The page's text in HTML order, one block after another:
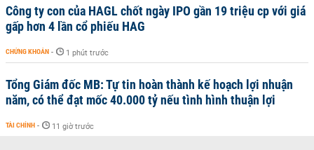
Công ty con của HAGL chốt ngày IPO gần 19 triệu cp với giá
gấp hơn 4 lần cổ phiếu HAG
CHỨNG KHOÁN - 1 phút trước
Tổng Giám đốc MB: Tự tin hoàn thành kế hoạch lợi nhuận
năm, có thể đạt mốc 40.000 tỷ nếu tình hình thuận lợi
TÀI CHÍNH - 11 giờ trước